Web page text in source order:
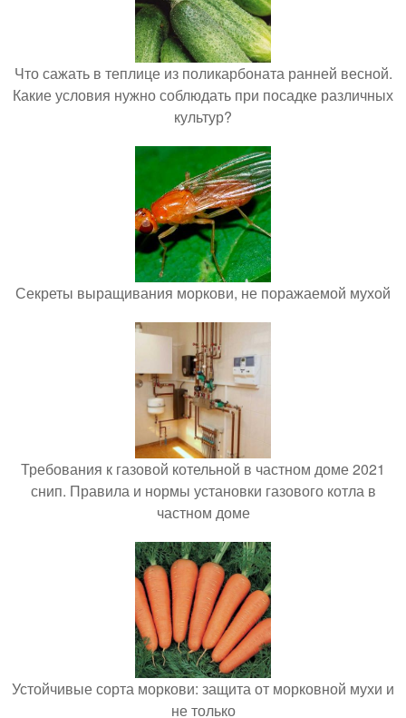
Что сажать в теплице из поликарбоната ранней весной.
Какие условия нужно соблюдать при посадке различных
культур?
Секреты выращивания моркови, не поражаемой мухой
Требования к газовой котельной в частном доме 2021
снип. Правила и нормы установки газового котла в
частном доме
Устойчивые сорта моркови: защита от морковной мухи и
не только